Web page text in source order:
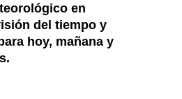
en
del tiempo y
hoy, mañana y